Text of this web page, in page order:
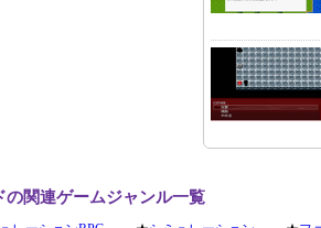
関連ゲームジャンル一覧